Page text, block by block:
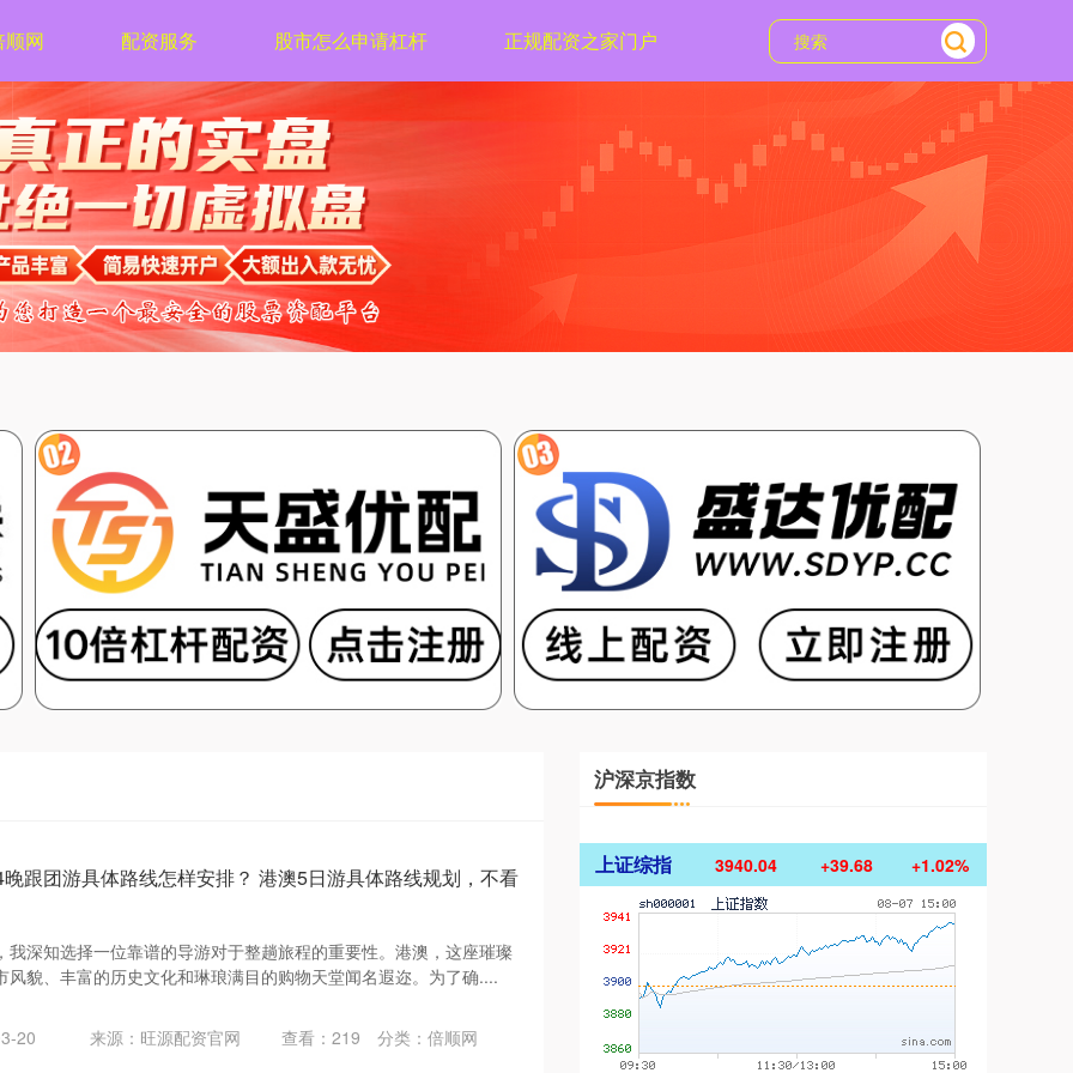
顺网 配资服务 股市怎么申请杠杆 正规配资之家门户
跟团游具体路线怎样安排？ 港澳5日游具体路线规划，不看
我深知选择一位靠谱的导游对于整趟旅程的重要性。港澳，这座璀璨
风貌、丰富的历史文化和琳琅满目的购物天堂闻名遐迩。为了确....
20 来源：旺源配资官网 查看：219 分类：倍顺网
沪深京指数
上证综指 3940.04 +39.68 +1.02%